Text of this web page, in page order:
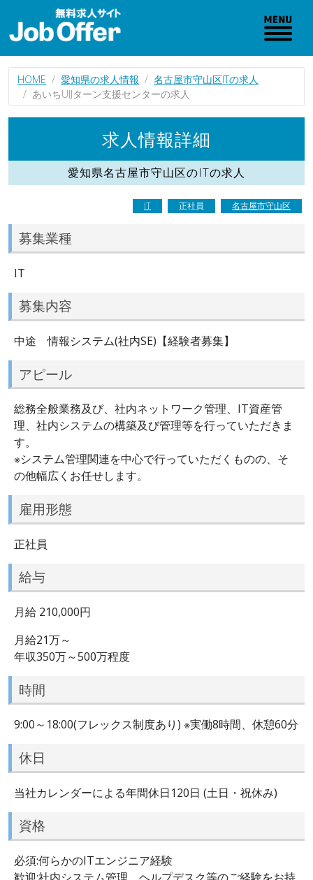
HOME 愛知県の求人情報
名古屋市守山区ITの求人
あいちUIJターン支援センターの求人
求人情報詳細
愛知県名古屋市守山区のITの求人
IT 正社員 名古屋市守山区
募集業種
IT
募集内容
中途 情報システム(社内SE)【経験者募集】
アピール
総務全般業務及び、社内ネットワーク管理、IT資産管
理、社内システムの構築及び管理等を行っていただきま
す。
※システム管理関連を中心で行っていただくものの、そ
の他幅広くお任せします。
雇用形態
正社員
給与
月給 210,000円
月給21万～
年収350万～500万程度
時間
9:00～18:00(フレックス制度あり) ※実働8時間、休憩60分
休日
当社カレンダーによる年間休日120日 (土日・祝休み)
資格
必須:何らかのITエンジニア経験